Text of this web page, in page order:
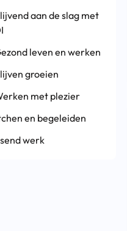
aan de slag met
leven en werken
groeien
met plezier
en begeleiden
werk